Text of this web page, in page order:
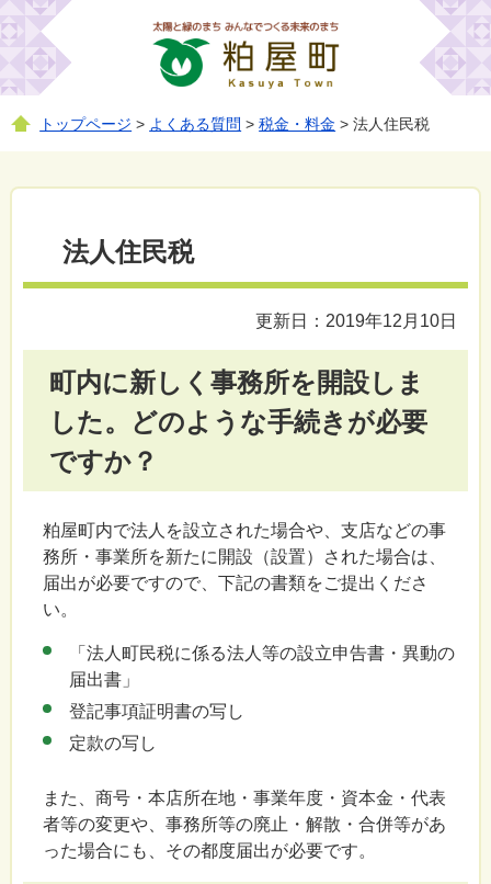
トップページ > よくある質問 >税金・料金 > 法人住民税
法人住民税
更新日：2019年12月10日
町内に新しく事務所を開設しま
した。どのような手続きが必要
ですか？
粕屋町内で法人を設立された場合や、支店などの事
務所・事業所を新たに開設（設置）された場合は、
届出が必要ですので、下記の書類をご提出くださ
い。
「法人町民税に係る法人等の設立申告書・異動の
届出書」
登記事項証明書の写し
定款の写し
また、商号・本店所在地・事業年度・資本金・代表
者等の変更や、事務所等の廃止・解散・合併等があ
った場合にも、その都度届出が必要です。